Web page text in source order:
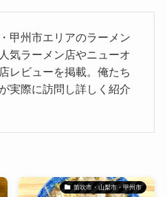
甲州市エリアのラーメン
気ラーメン店やニューオ
レビューを掲載。俺たち
実際に訪問し詳しく紹介
笛吹市・山梨市・甲州市